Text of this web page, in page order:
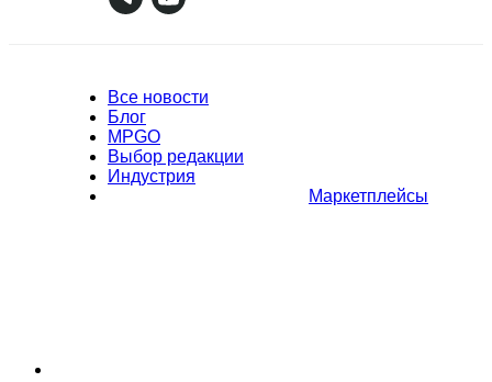
Все новости
Блог
MPGO
Выбор редакции
Индустрия
Маркетплейсы